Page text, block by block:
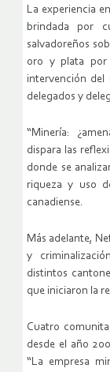
La experiencia
brindada por
salvadoreños
oro y plata por
intervención del
delegados y
“Minería:
dispara las
donde se
riqueza y uso
canadiense.
Más adelante,
y
distintos
que iniciaron la
Cuatro
desde el año
“La empresa